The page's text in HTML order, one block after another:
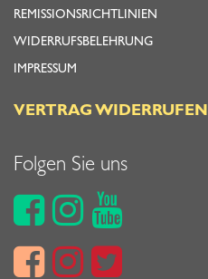
REMISSIONSRICHTLINIEN
WIDERRUFSBELEHRUNG
IMPRESSUM
VERTRAG WIDERRUFEN
Folgen Sie uns
  
  